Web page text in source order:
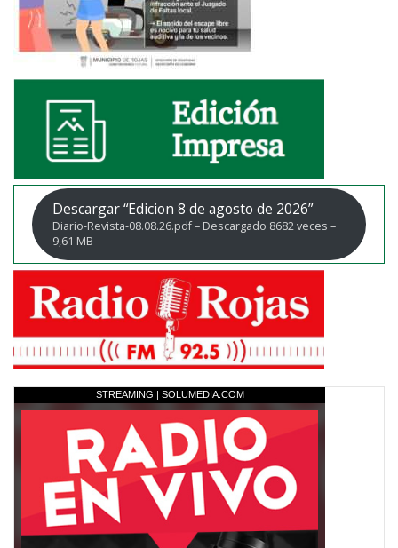
Descargar “Edicion 8 de agosto de 2026”
Diario-Revista-08.08.26.pdf – Descargado 8682 veces –
9,61 MB